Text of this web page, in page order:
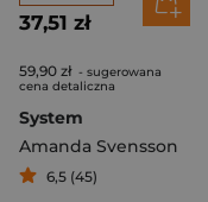
37,51 zł
59,90 zł - sugerowana
cena detaliczna
System
Amanda Svensson
6,5 (45)